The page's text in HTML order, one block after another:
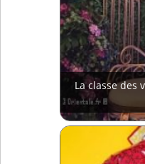
La classe des